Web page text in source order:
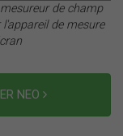
de champ
de mesure
NEO